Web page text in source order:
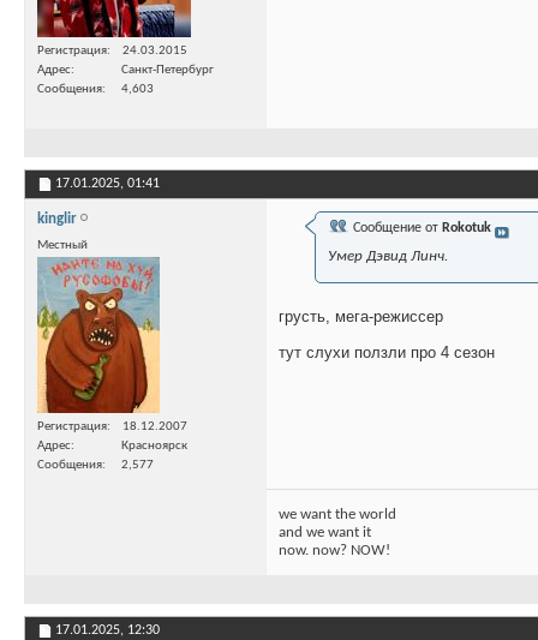
Регистрация
24.03.2015
Адрес
Санкт-Петербург
Сообщения
4,603
17.01.2025, 01:41
kinglir
Местный
Регистрация
18.12.2007
Адрес
Красноярск
Сообщения
2,577
Сообщение от Rokotuk
Умер Дэвид Линч.
грусть, мега-режиссер
тут слухи ползли про 4 сезон
we want the world
and we want it
now. now? NOW!
17.01.2025, 12:30